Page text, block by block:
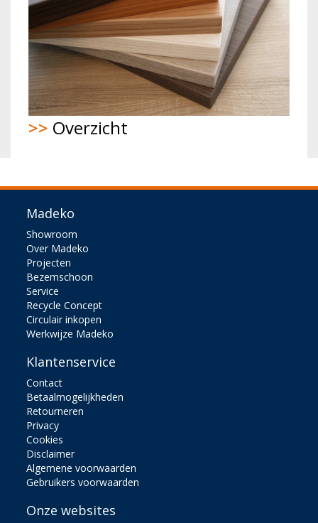
>> Overzicht
Madeko
Showroom
Over Madeko
Projecten
Bezemschoon
Service
Recycle Concept
Circulair inkopen
Werkwijze Madeko
Klantenservice
Contact
Betaalmogelijkheden
Retourneren
Privacy
Cookies
Disclaimer
Algemene voorwaarden
Gebruikers voorwaarden
Onze websites